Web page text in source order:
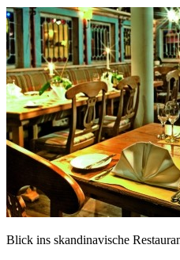
Blick ins skandinavische